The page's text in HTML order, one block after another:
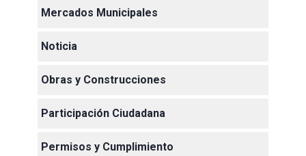
Mercados Municipales
Noticia
Obras y Construcciones
Participación Ciudadana
Permisos y Cumplimiento